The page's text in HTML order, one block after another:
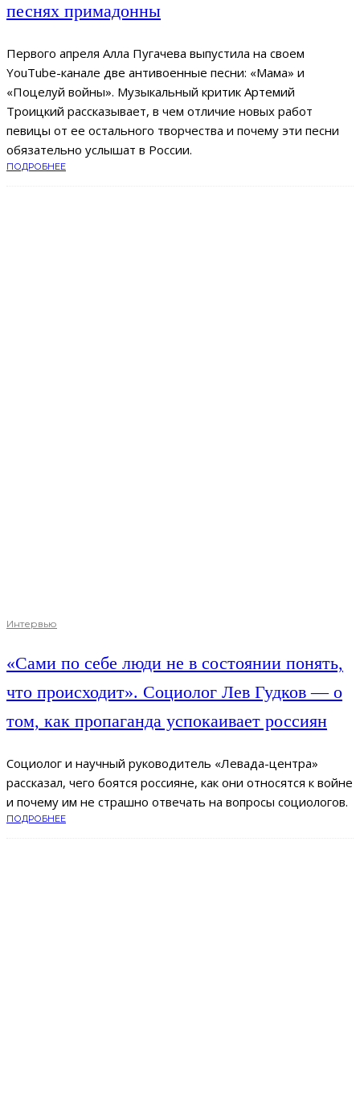
песнях примадонны
Первого апреля Алла Пугачева выпустила на своем
YouTube-канале две антивоенные песни: «Мама» и
«Поцелуй войны». Музыкальный критик Артемий
Троицкий рассказывает, в чем отличие новых работ
певицы от ее остального творчества и почему эти песни
обязательно услышат в России.
ПОДРОБНЕЕ
Интервью
«Сами по себе люди не в состоянии понять,
что происходит». Социолог Лев Гудков — о
том, как пропаганда успокаивает россиян
Cоциолог и научный руководитель «Левада-центра»
рассказал, чего боятся россияне, как они относятся к войне
и почему им не страшно отвечать на вопросы социологов.
ПОДРОБНЕЕ